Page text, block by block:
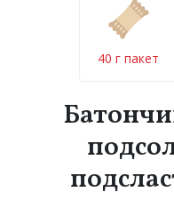
40 г пакет